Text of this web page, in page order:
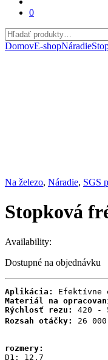
0
Hľadať:
DomovE-shopNáradie
Na železo, Náradie, SGS
Stopková
Availability:
Dostupné na objednávku
Aplikácia:
Materiál na
Rýchlosť rezu:
Rozsah otáčky:
26
rozmery:
D1: 12,7